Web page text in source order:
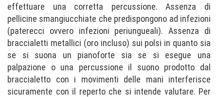
effettuare una corretta percussione. Assenza di
pellicine smangiucchiate che predispongono ad infezioni
(paterecci ovvero infezioni periungueali). Assenza di
braccialetti metallici (oro incluso) sui polsi in quanto sia
se si suona un pianoforte sia se si esegue una
palpazione o una percussione il suono prodotto dal
braccialetto con i movimenti delle mani interferisce
sicuramente con il reperto che si intende valutare. Per